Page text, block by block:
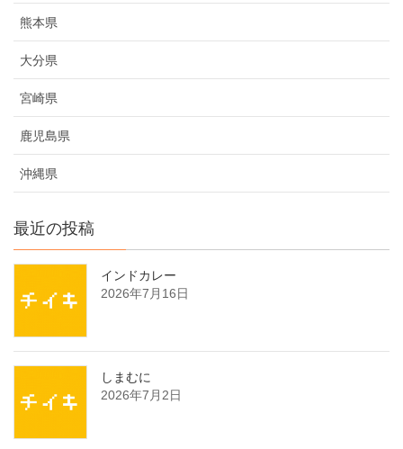
熊本県
大分県
宮崎県
鹿児島県
沖縄県
最近の投稿
インドカレー
2026年7月16日
しまむに
2026年7月2日